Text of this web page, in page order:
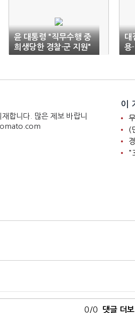
윤 대통령 "직무수행 중
희생당한 경찰·군 지원"
대
용
순
합니다. 많은 제보 바랍니
이
(
0/0 댓글 더보